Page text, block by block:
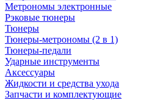
Метрономы электронные
Рэковые тюнеры
Тюнеры
Тюнеры-метрономы (2 в 1)
Тюнеры-педали
Ударные инструменты
Аксессуары
Жидкости и средства ухода
Запчасти и комплектующие